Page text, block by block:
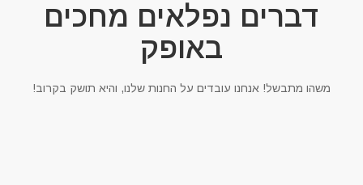
דברים נפלאים מחכים
באופק
משהו מתבשל! אנחנו עובדים על החנות שלנו, והיא תושק בקרוב!